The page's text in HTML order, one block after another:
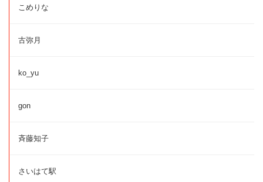
こめりな
古弥月
ko_yu
gon
斉藤知子
さいはて駅